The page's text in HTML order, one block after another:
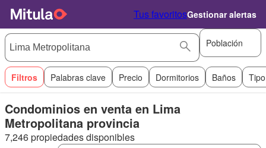
Tus favoritosGestionar alertas
Población
Filtros Palabras clave Precio Dormitorios Baños
Condominios en venta en Lima
Metropolitana provincia
7,246 propiedades disponibles